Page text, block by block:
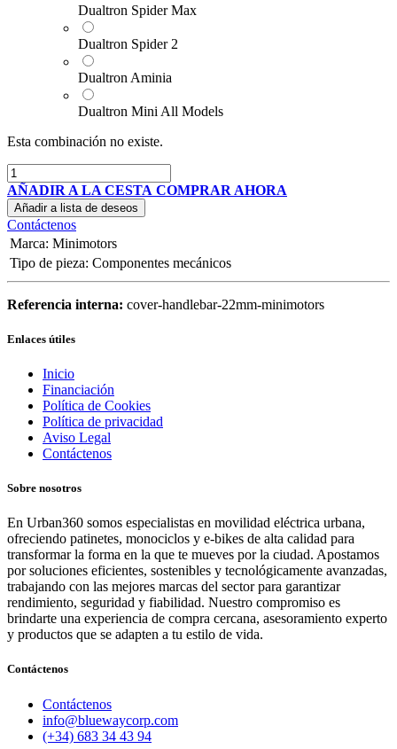
Dualtron Spider Max
Dualtron Spider 2
Dualtron Aminia
Dualtron Mini All Models
Esta combinación no existe.
AÑADIR A LA CESTA COMPRAR AHORA
Añadir a lista de deseos
Contáctenos
Marca: Minimotors
Tipo de pieza: Componentes mecánicos
Referencia interna: cover-handlebar-22mm-minimotors
Enlaces útiles
Inicio
Financiación
Política de Cookies
Política de privacidad
Aviso Legal
Contáctenos
Sobre nosotros
En Urban360 somos especialistas en movilidad eléctrica urbana,
ofreciendo patinetes, monociclos y e-bikes de alta calidad para
transformar la forma en la que te mueves por la ciudad. Apostamos
por soluciones eficientes, sostenibles y tecnológicamente avanzadas,
trabajando con las mejores marcas del sector para garantizar
rendimiento, seguridad y fiabilidad. Nuestro compromiso es
brindarte una experiencia de compra cercana, asesoramiento experto
y productos que se adapten a tu estilo de vida.
Contáctenos
Contáctenos
info@bluewaycorp.com
(+34) 683 34 43 94